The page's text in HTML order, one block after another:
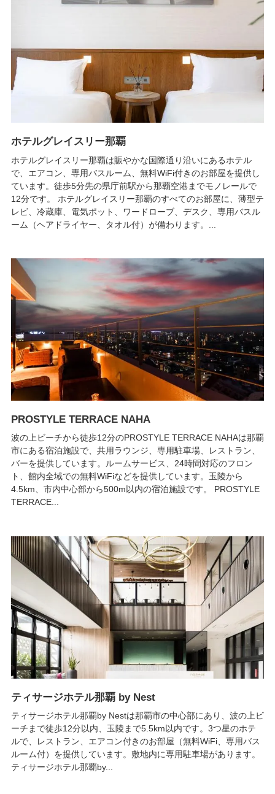
ホテルグレイスリー那覇
ホテルグレイスリー那覇は賑やかな国際通り沿いにあるホテル
で、エアコン、専用バスルーム、無料WiFi付きのお部屋を提供し
ています。徒歩5分先の県庁前駅から那覇空港までモノレールで
12分です。 ホテルグレイスリー那覇のすべてのお部屋に、薄型テ
レビ、冷蔵庫、電気ポット、ワードローブ、デスク、専用バスル
ーム（ヘアドライヤー、タオル付）が備わります。...
PROSTYLE TERRACE NAHA
波の上ビーチから徒歩12分のPROSTYLE TERRACE NAHAは那覇
市にある宿泊施設で、共用ラウンジ、専用駐車場、レストラン、
バーを提供しています。ルームサービス、24時間対応のフロン
ト、館内全域での無料WiFiなどを提供しています。玉陵から
4.5km、市内中心部から500m以内の宿泊施設です。 PROSTYLE
TERRACE...
ティサージホテル那覇 by Nest
ティサージホテル那覇by Nestは那覇市の中心部にあり、波の上ビ
ーチまで徒歩12分以内、玉陵まで5.5km以内です。3つ星のホテ
ルで、レストラン、エアコン付きのお部屋（無料WiFi、専用バス
ルーム付）を提供しています。敷地内に専用駐車場があります。
ティサージホテル那覇by...